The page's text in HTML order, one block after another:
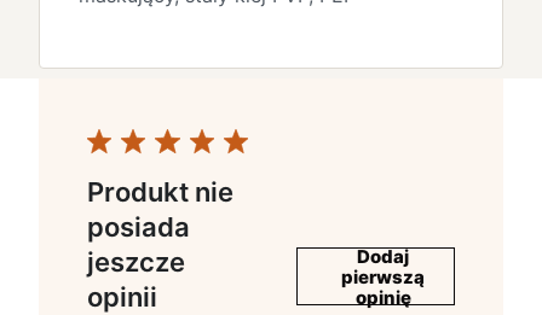
Produkt nie
posiada
jeszcze
opinii
Dodaj
pierwszą
opinię